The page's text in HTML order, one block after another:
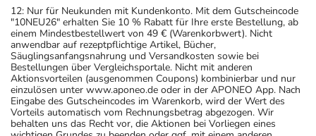
anwenden oder deren Anwendung schon einige Zeit
zurückliegt.
- Auf Grapefruit sowie Grapefruit-Zubereitungen soll
während der Behandlung mit dem Medikament
vollständig verzichtet werden.
Bitte verwenden Sie dieses Arzneimittel nicht mehr nach
dem auf der Packung oder der Umverpackung
angegebenen Verfallsdatum. Das Verfallsdatum bezieht
12: Nur für Neukunden mit Kundenkonto. Mit dem Gutscheincode
"10NEU26" erhalten Sie 10 % Rabatt für Ihre erste Bestellung, ab
einem Mindestbestellwert von 49 € (Warenkorbwert). Nicht
anwendbar auf rezeptpflichtige Artikel, Bücher,
Säuglingsanfangsnahrung und Versandkosten sowie bei
Bestellungen über Vergleichsportale. Nicht mit anderen
Aktionsvorteilen (ausgenommen Coupons) kombinierbar und nur
einzulösen unter www.aponeo.de oder in der APONEO App. Nach
Eingabe des Gutscheincodes im Warenkorb, wird der Wert des
Vorteils automatisch vom Rechnungsbetrag abgezogen. Wir
behalten uns das Recht vor, die Aktionen bei Vorliegen eines